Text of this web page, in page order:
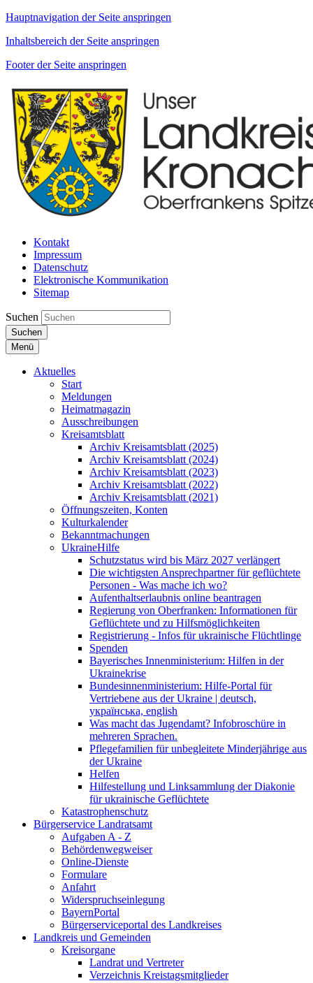
Hauptnavigation der Seite anspringen
Inhaltsbereich der Seite anspringen
Footer der Seite anspringen
Kontakt
Impressum
Datenschutz
Elektronische Kommunikation
Sitemap
Suchen
Suchen
Menü
Aktuelles
Start
Meldungen
Heimatmagazin
Ausschreibungen
Kreisamtsblatt
Archiv Kreisamtsblatt (2025)
Archiv Kreisamtsblatt (2024)
Archiv Kreisamtsblatt (2023)
Archiv Kreisamtsblatt (2022)
Archiv Kreisamtsblatt (2021)
Öffnungszeiten, Konten
Kulturkalender
Bekanntmachungen
UkraineHilfe
Schutzstatus wird bis März 2027 verlängert
Die wichtigsten Ansprechpartner für geflüchtete
Personen - Was mache ich wo?
Aufenthaltserlaubnis online beantragen
Regierung von Oberfranken: Informationen für
Geflüchtete und zu Hilfsmöglichkeiten
Registrierung - Infos für ukrainische Flüchtlinge
Spenden
Bayerisches Innenministerium: Hilfen in der
Ukrainekrise
Bundesinnenministerium: Hilfe-Portal für
Vertriebene aus der Ukraine | deutsch,
українська, english
Was macht das Jugendamt? Infobroschüre in
mehreren Sprachen.
Pflegefamilien für unbegleitete Minderjährige aus
der Ukraine
Helfen
Hilfestellung und Linksammlung der Diakonie
für ukrainische Geflüchtete
Katastrophenschutz
Bürgerservice Landratsamt
Aufgaben A - Z
Behördenwegweiser
Online-Dienste
Formulare
Anfahrt
Widerspruchseinlegung
BayernPortal
Bürgerserviceportal des Landkreises
Landkreis und Gemeinden
Kreisorgane
Landrat und Vertreter
Verzeichnis Kreistagsmitglieder